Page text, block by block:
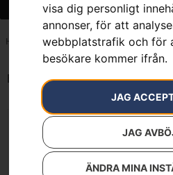
visa dig personligt
annonser, för att
webbplatstrafik och för
besökare kommer ifrån.
JAG
JAG
ÄNDRA MINA
Hem 7391883595084
Endast ett sökresultat